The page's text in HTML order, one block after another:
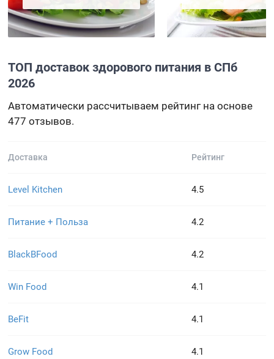
ТОП доставок здорового питания в СПб
2026
Автоматически рассчитываем рейтинг на основе
477 отзывов.
Доставка Рейтинг
Level Kitchen 4.5
Питание + Польза 4.2
BlackBFood 4.2
Win Food 4.1
BeFit 4.1
Grow Food 4.1